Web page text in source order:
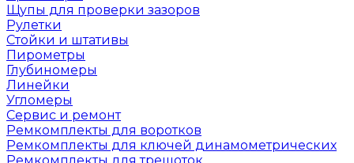
Щупы для проверки зазоров
Рулетки
Стойки и штативы
Пирометры
Глубиномеры
Линейки
Угломеры
Сервис и ремонт
Ремкомплекты для воротков
Ремкомплекты для ключей динамометрических